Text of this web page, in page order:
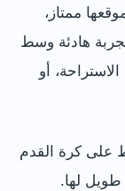
ممتاز،
هادئة وسط
أو
على كرة القدم
لها.